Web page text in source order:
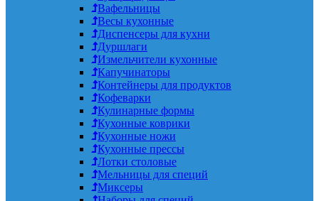
Вафельницы
Весы кухонные
Диспенсеры для кухни
Дуршлаги
Измельчители кухонные
Капучинаторы
Контейнеры для продуктов
Кофеварки
Кулинарные формы
Кухонные коврики
Кухонные ножи
Кухонные прессы
Лотки столовые
Мельницы для специй
Миксеры